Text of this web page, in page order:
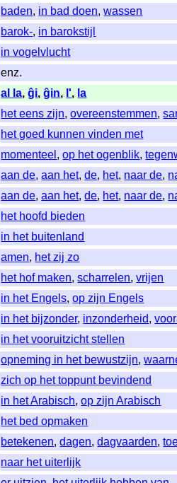
baden, in bad doen,wassen
barok-, in barokstijl
in vogelvlucht
enz.
al la,ĝi,ĝin, l', la
het eens zijn,overeenstemmen,
het goed kunnen vinden met
momenteel ,op het ogenblik,
aan de,aan het,de, het, naar de,
aan de,aan het,de, het, naar de,
het hoofd bieden
in het buitenland
amen, het zij zo
het hof maken,scharrelen,vrijen
in het Engels,op zijn Engels
in het bijzonder, inzonderheid,
in het vooruitzicht stellen
opneming in het bewustzijn,
zich op het toppunt bevindend
in het Arabisch,op zijn Arabisch
het bed opmaken
betekenen,dagen,dagvaarden,
naar het uiterlijk